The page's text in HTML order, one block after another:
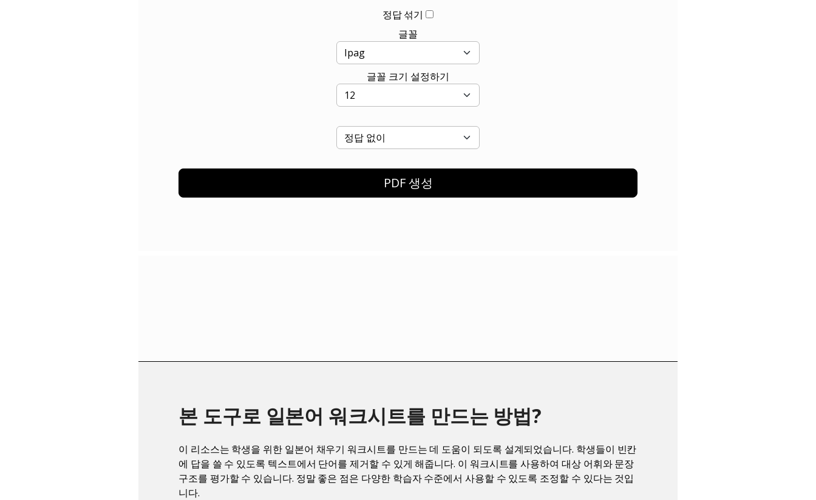
정답 섞기
글꼴
글꼴 크기 설정하기
PDF 생성
본 도구로 일본어 워크시트를 만드는 방법?
이 리소스는 학생을 위한 일본어 채우기 워크시트를 만드는 데 도움이 되도록 설계되었습니다. 학생들이 빈칸
에 답을 쓸 수 있도록 텍스트에서 단어를 제거할 수 있게 해줍니다. 이 워크시트를 사용하여 대상 어휘와 문장
구조를 평가할 수 있습니다. 정말 좋은 점은 다양한 학습자 수준에서 사용할 수 있도록 조정할 수 있다는 것입
니다.